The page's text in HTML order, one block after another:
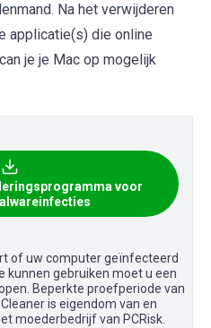
Na het verwijderen
applicatie(s) die online
je je Mac op mogelijk
voor
of uw computer geïnfecteerd
kunnen gebruiken moet u een
Beperkte proefperiode van
is eigendom van en
moederbedrijf van PCRisk.